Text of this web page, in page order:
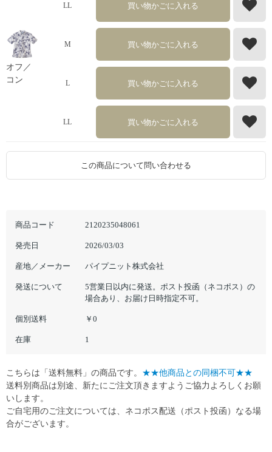
商品コード 2120235048061
発売日 2026/03/03
産地／メーカー パイプニット株式会社
発送について
5営業日以内に発送。ポスト投函（ネコポス）の
場合あり、お届け日時指定不可。
個別送料 ￥0
在庫 1
LL 買い物かごに入れる
オフ／
コン
M 買い物かごに入れる
L 買い物かごに入れる
LL 買い物かごに入れる
この商品について問い合わせる
こちらは「送料無料」の商品です。 ★★他商品との同梱不可★★
送料別商品は別途、新たにご注文頂きますようご協力よろしくお願
いします。
ご自宅用のご注文については、ネコポス配送（ポスト投函）なる場
合がございます。